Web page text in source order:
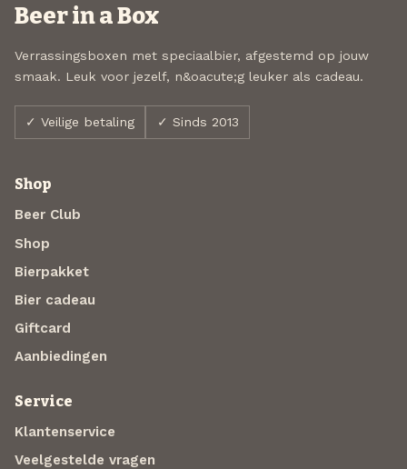
Beer in a Box
Verrassingsboxen met speciaalbier, afgestemd op jouw
smaak. Leuk voor jezelf, n&oacute;g leuker als cadeau.
✓ Veilige betaling ✓ Sinds 2013
Shop
Beer Club
Shop
Bierpakket
Bier cadeau
Giftcard
Aanbiedingen
Service
Klantenservice
Veelgestelde vragen